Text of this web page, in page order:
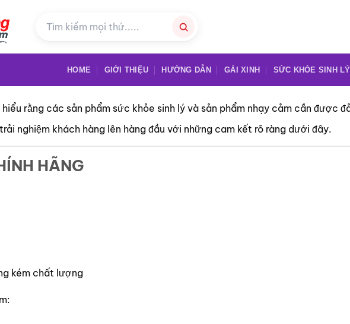
HOME GIỚI THIỆU HƯỚNG DẪN GÁI XINH SỨC KHỎE SINH LÝ
hiểu rằng các sản phẩm sức khỏe sinh lý và sản phẩm nhạy cảm cần
nghiệm khách hàng lên hàng đầu với những cam kết rõ ràng dưới đây.
HÃNG
kém chất lượng